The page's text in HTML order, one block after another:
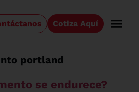
Cotiza Aquí
portland
se endurece?